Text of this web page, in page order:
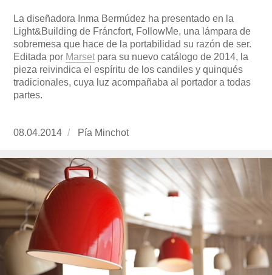
La diseñadora Inma Bermúdez ha presentado en la
Light&Building de Fráncfort, FollowMe, una lámpara de
sobremesa que hace de la portabilidad su razón de ser.
Editada por Marset para su nuevo catálogo de 2014, la
pieza reivindica el espíritu de los candiles y quinqués
tradicionales, cuya luz acompañaba al portador a todas
partes.
Publicado
08.04.2014 https://www.experimenta.es/author/pia/
Pía Minchot